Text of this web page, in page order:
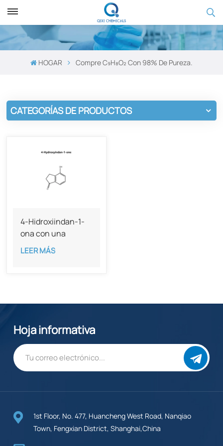
HOGAR Compre C₉H₈O₂ Con 98% De Pureza.
CATEGORÍAS DE PRODUCTOS
4-Hidroxiindan-1-
ona con una
pureza del 98%
(CAS 40731-98-4)
LEER MÁS
Hoja informativa
1st Floor, No. 477, Huancheng West Road, Nanqiao
Town, Fengxian District, Shanghai,China